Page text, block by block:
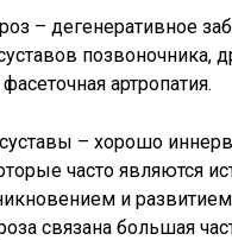
– дегенеративное
позвоночника,
артропатия.
– хорошо
часто являются
и развитием
связана большая